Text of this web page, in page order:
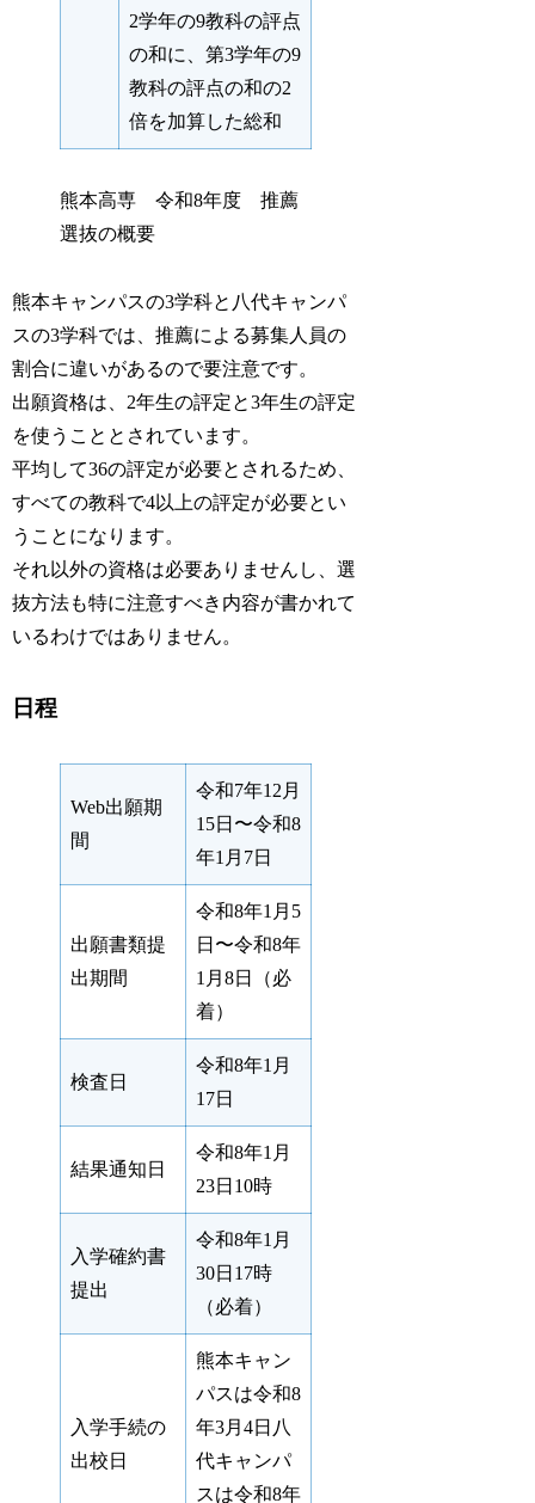
2学年の9教科の評点
の和に、第3学年の9
教科の評点の和の2
倍を加算した総和
熊本高専 令和8年度 推薦
選抜の概要
熊本キャンパスの3学科と八代キャンパ
スの3学科では、推薦による募集人員の
割合に違いがあるので要注意です。
出願資格は、2年生の評定と3年生の評定
を使うこととされています。
平均して36の評定が必要とされるため、
すべての教科で4以上の評定が必要とい
うことになります。
それ以外の資格は必要ありませんし、選
抜方法も特に注意すべき内容が書かれて
いるわけではありません。
日程
Web出願期
間
令和7年12月
15日〜令和8
年1月7日
出願書類提
出期間
令和8年1月5
日〜令和8年
1月8日（必
着）
検査日
令和8年1月
17日
結果通知日
令和8年1月
23日10時
入学確約書
提出
令和8年1月
30日17時
（必着）
入学手続の
出校日
熊本キャン
パスは令和8
年3月4日八
代キャンパ
スは令和8年